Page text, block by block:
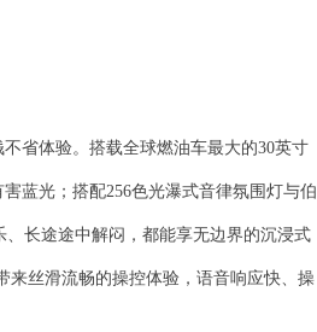
省体验。搭载全球燃油车最大的30英寸
蓝光；搭配256色光瀑式音律氛围灯与伯
长途途中解闷，都能享无边界的沉浸式
来丝滑流畅的操控体验，语音响应快、操